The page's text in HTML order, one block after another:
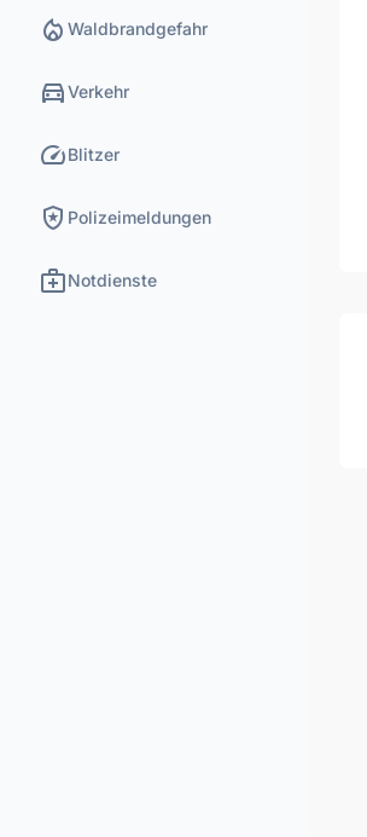
local_fire_department Waldbrandgefahr
directions_carVerkehr
speedBlitzer
local_police Polizeimeldungen
medical_servicesNotdienste